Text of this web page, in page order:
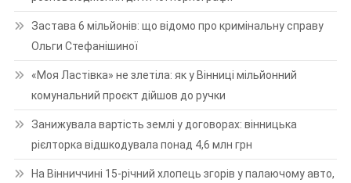
Застава 6 мільйонів: що відомо про кримінальну справу
Ольги Стефанішиної
«Моя Ластівка» не злетіла: як у Вінниці мільйонний
комунальний проєкт дійшов до ручки
Занижувала вартість землі у договорах: вінницька
рієлторка відшкодувала понад 4,6 млн грн
На Вінниччині 15-річний хлопець згорів у палаючому авто,